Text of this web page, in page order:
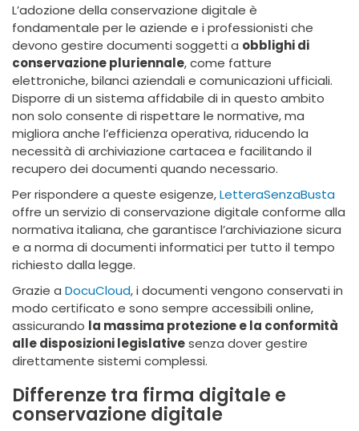
L’adozione della conservazione digitale è
fondamentale per le aziende e i professionisti che
devono gestire documenti soggetti a obblighi di
conservazione pluriennale, come fatture
elettroniche, bilanci aziendali e comunicazioni ufficiali.
Disporre di un sistema affidabile di in questo ambito
non solo consente di rispettare le normative, ma
migliora anche l’efficienza operativa, riducendo la
necessità di archiviazione cartacea e facilitando il
recupero dei documenti quando necessario.
Per rispondere a queste esigenze,LetteraSenzaBusta
offre un servizio di conservazione digitale conforme alla
normativa italiana, che garantisce l’archiviazione sicura
e a norma di documenti informatici per tutto il tempo
richiesto dalla legge.
Grazie a DocuCloud, i documenti vengono conservati in
modo certificato e sono sempre accessibili online,
assicurando la massima protezione e la conformità
alle disposizioni legislativesenza dover gestire
direttamente sistemi complessi.
Differenze tra firma digitale e
conservazione digitale